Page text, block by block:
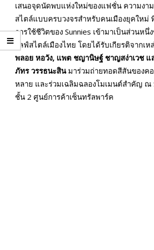
เสนอจุดนัดพบแห่งใหม่ของแฟชั่น ความงา
สไตล์แบบครบวงจรสำหรับคนเมืองยุคใหม่
การใช้ชีวิตของ Sunnies เข้ามาเป็นส่วนห
ไลฟ์สไตล์เมืองไทย โดยได้รับเกียรติจากเ
พลอย หอวัง, แพต ชญานิษฐ์ ชาญสง่าเวช แ
ภัทร วรรธนะสินมาร่วมถ่ายทอดสีสันของค
หลาย และร่วมเฉลิมฉลองโมเมนต์สำคัญ ณ
ชั้น 2 ศูนย์การค้าเซ็นทรัลพาร์ค